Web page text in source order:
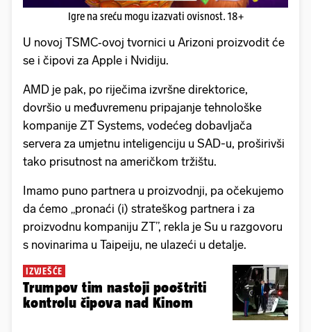
Igre na sreću mogu izazvati ovisnost. 18+
U novoj TSMC‑ovoj tvornici u Arizoni proizvodit će
se i čipovi za Apple i Nvidiju.
AMD je pak, po riječima izvršne direktorice,
dovršio u međuvremenu pripajanje tehnološke
kompanije ZT Systems, vodećeg dobavljača
servera za umjetnu inteligenciju u SAD-u, proširivši
tako prisutnost na američkom tržištu.
Imamo puno partnera u proizvodnji, pa očekujemo
da ćemo „pronaći (i) strateškog partnera i za
proizvodnu kompaniju ZT”, rekla je Su u razgovoru
s novinarima u Taipeiju, ne ulazeći u detalje.
IZVJEŠĆE
Trumpov tim nastoji pooštriti
kontrolu čipova nad Kinom